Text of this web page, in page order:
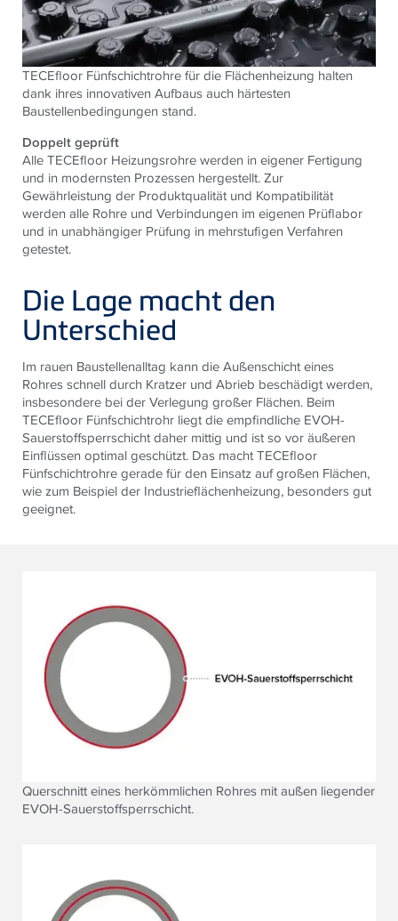
TECEfloor Fünfschichtrohre für die Flächenheizung halten
dank ihres innovativen Aufbaus auch härtesten
Baustellenbedingungen stand.
Doppelt geprüft
Alle TECEfloor Heizungsrohre werden in eigener Fertigung
und in modernsten Prozessen hergestellt. Zur
Gewährleistung der Produktqualität und Kompatibilität
werden alle Rohre und Verbindungen im eigenen Prüflabor
und in unabhängiger Prüfung in mehrstufigen Verfahren
getestet.
Die Lage macht den
Unterschied
Im rauen Baustellenalltag kann die Außenschicht eines
Rohres schnell durch Kratzer und Abrieb beschädigt werden,
insbesondere bei der Verlegung großer Flächen. Beim
TECEfloor Fünfschichtrohr liegt die empfindliche EVOH-
Sauerstoffsperrschicht daher mittig und ist so vor äußeren
Einflüssen optimal geschützt. Das macht TECEfloor
Fünfschichtrohre gerade für den Einsatz auf großen Flächen,
wie zum Beispiel der Industrieflächenheizung, besonders gut
geeignet.
Querschnitt eines herkömmlichen Rohres mit außen liegender
EVOH-Sauerstoffsperrschicht.